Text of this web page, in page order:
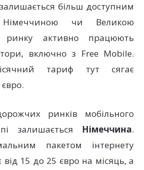
більш доступним
чи Великою
ринку активно працюють
включно з Free Mobile.
тариф тут сягає
ринків мобільного
залишається Німеччина.
пакетом інтернету
15 до 25 євро на місяць, а